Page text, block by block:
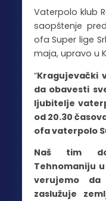
Vaterpolo klub
saopštenje
ofa Super lige
maja, upravo u
“Kragujevački
da obavesti
ljubitelje
od 20.30
ofa vaterpolo
Naš tim
Tehnomaniju
verujemo
zaslužuje